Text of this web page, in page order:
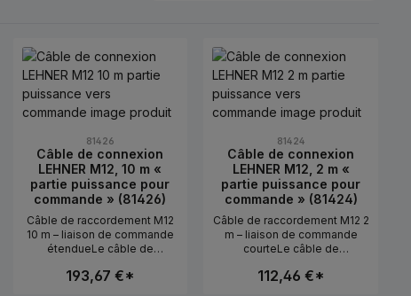
81426
Câble de connexion
LEHNER M12, 10 m «
partie puissance pour
commande » (81426)
Câble de raccordement M12
10 m – liaison de commande
étendueLe câble de
sert à relier la commande et
193,67 €*
81424
Câble de connexion
LEHNER M12, 2 m «
partie puissance pour
commande » (81424)
Câble de raccordement M12 2
m – liaison de commande
courteLe câble de
relie la commande et le
112,46 €*